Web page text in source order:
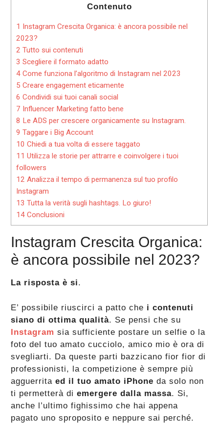
Contenuto
1 Instagram Crescita Organica: è ancora possibile nel
2023?
2 Tutto sui contenuti
3 Scegliere il formato adatto
4 Come funziona l’algoritmo di Instagram nel 2023
5 Creare engagement eticamente
6 Condividi sui tuoi canali social
7 Influencer Marketing fatto bene
8 Le ADS per crescere organicamente su Instagram.
9 Taggare i Big Account
10 Chiedi a tua volta di essere taggato
11 Utilizza le storie per attrarre e coinvolgere i tuoi
followers
12 Analizza il tempo di permanenza sul tuo profilo
Instagram
13 Tutta la verità sugli hashtags. Lo giuro!
14 Conclusioni
Instagram Crescita Organica:
è ancora possibile nel 2023?
La risposta è si.
E’ possibile riuscirci a patto che i contenuti
siano di ottima qualità. Se pensi che su
Instagram sia sufficiente postare un selfie o la
foto del tuo amato cucciolo, amico mio è ora di
svegliarti. Da queste parti bazzicano fior fior di
professionisti, la competizione è sempre più
agguerritaed il tuo amato iPhone da solo non
ti permetterà diemergere dalla massa. Si,
anche l’ultimo fighissimo che hai appena
pagato uno sproposito e neppure sai perché.